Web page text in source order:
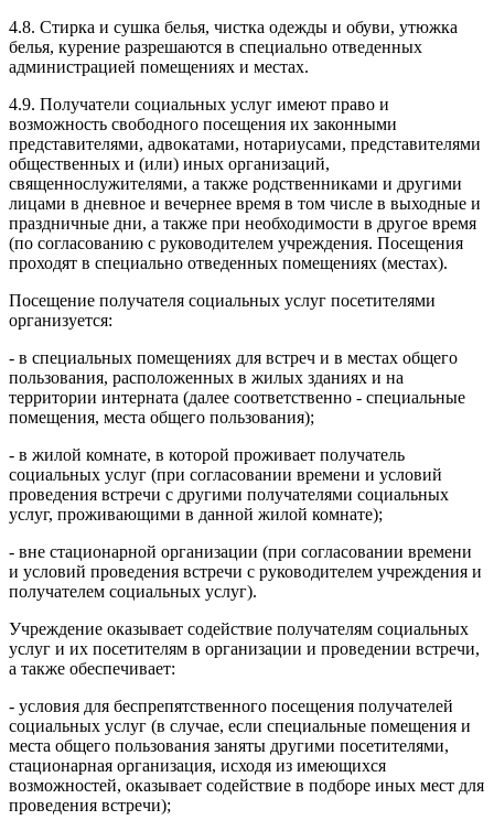
4.8. Стирка и сушка белья, чистка одежды и обуви, утюжка
белья, курение разрешаются в специально отведенных
администрацией помещениях и местах.
4.9. Получатели социальных услуг имеют право и
возможность свободного посещения их законными
представителями, адвокатами, нотариусами, представителями
общественных и (или) иных организаций,
священнослужителями, а также родственниками и другими
лицами в дневное и вечернее время в том числе в выходные и
праздничные дни, а также при необходимости в другое время
(по согласованию с руководителем учреждения. Посещения
проходят в специально отведенных помещениях (местах).
Посещение получателя социальных услуг посетителями
организуется:
- в специальных помещениях для встреч и в местах общего
пользования, расположенных в жилых зданиях и на
территории интерната (далее соответственно - специальные
помещения, места общего пользования);
- в жилой комнате, в которой проживает получатель
социальных услуг (при согласовании времени и условий
проведения встречи с другими получателями социальных
услуг, проживающими в данной жилой комнате);
- вне стационарной организации (при согласовании времени
и условий проведения встречи с руководителем учреждения и
получателем социальных услуг).
Учреждение оказывает содействие получателям социальных
услуг и их посетителям в организации и проведении встречи,
а также обеспечивает:
- условия для беспрепятственного посещения получателей
социальных услуг (в случае, если специальные помещения и
места общего пользования заняты другими посетителями,
стационарная организация, исходя из имеющихся
возможностей, оказывает содействие в подборе иных мест для
проведения встречи);